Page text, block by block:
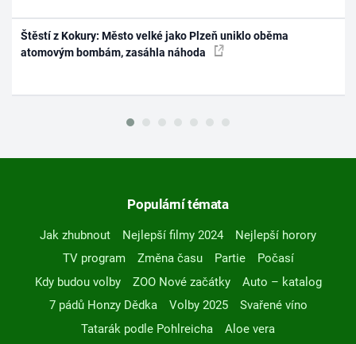
Štěstí z Kokury: Město velké jako Plzeň uniklo oběma
atomovým bombám, zasáhla náhoda
Populární témata
Jak zhubnout Nejlepší filmy 2024
Nejlepší horory
TV program
Změna času Partie
Počasí
Kdy budou volby
ZOO Nové začátky
Auto – katalog
7 pádů Honzy Dědka
Volby 2025
Svařené víno
Tatarák podle Pohlreicha
Aloe vera